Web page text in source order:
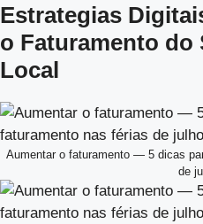
Estrategias
o Faturamento do
Local
Aumentar o faturamento — 5 dicas
de